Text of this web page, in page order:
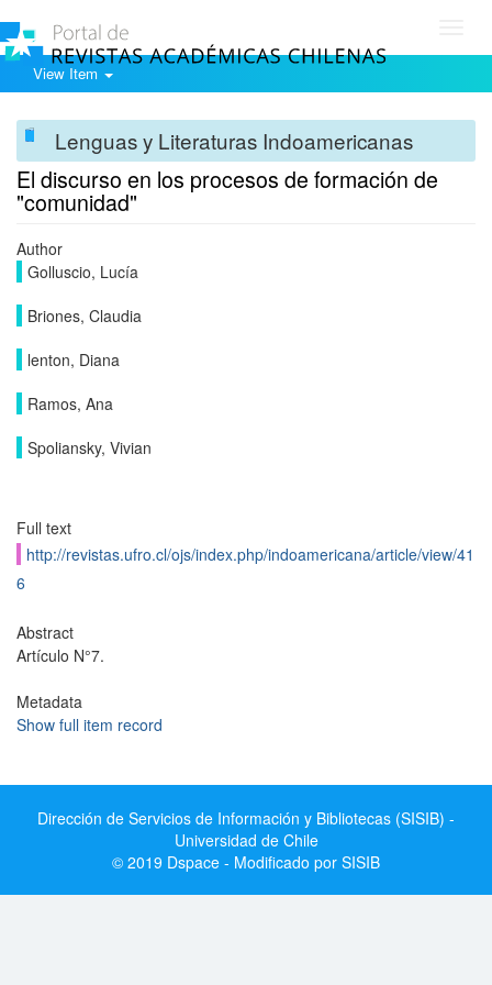
View Item
Lenguas y Literaturas Indoamericanas
El discurso en los procesos de formación de
"comunidad"
Author
Golluscio, Lucía
Briones, Claudia
lenton, Diana
Ramos, Ana
Spoliansky, Vivian
Full text
http://revistas.ufro.cl/ojs/index.php/indoamericana/article/view/41
6
Abstract
Artículo N°7.
Metadata
Show full item record
Dirección de Servicios de Información y Bibliotecas (SISIB) -
Universidad de Chile
© 2019 Dspace - Modificado por SISIB